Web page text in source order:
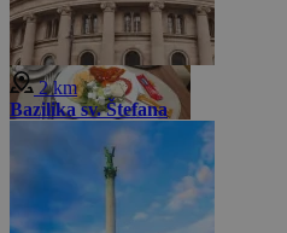
2 km
Bazilika sv. Štefana